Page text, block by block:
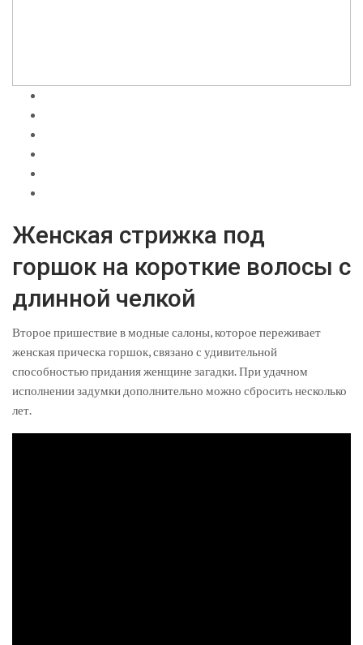
Женская стрижка под
горшок на короткие волосы с
длинной челкой
Второе пришествие в модные салоны, которое переживает
женская прическа горшок, связано с удивительной
способностью придания женщине загадки. При удачном
исполнении задумки дополнительно можно сбросить несколько
лет.